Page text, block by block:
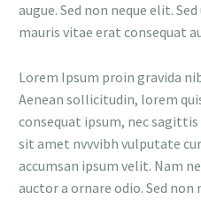
augue. Sed non neque elit.
mauris vitae erat consequat
Lorem Ipsum proin gravida
Aenean sollicitudin, lorem
consequat ipsum, nec
sit amet nvvvibh vulputate
accumsan ipsum velit. Nam
auctor a ornare odio. Sed